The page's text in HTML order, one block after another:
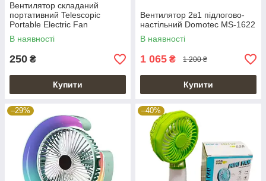
Вентилятор складаний
портативний Telescopic
Portable Electric Fan
В наявності
250 ₴
Купити
Вентилятор 2в1 підлогово-
настільний Domotec MS-1622
В наявності
1 065 ₴ 1 200 ₴
Купити
–29% –40%